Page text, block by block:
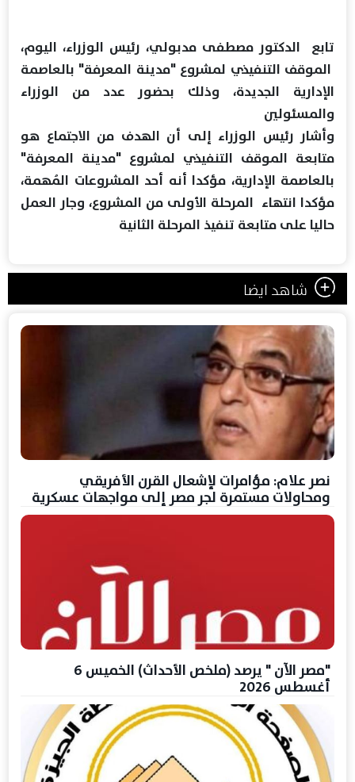
تابع الدكتور مصطفى مدبولي، رئيس الوزراء، اليوم،
الموقف التنفيذي لمشروع "مدينة المعرفة" بالعاصمة
الإدارية الجديدة، وذلك بحضور عدد من الوزراء
والمسئولين
وأشار رئيس الوزراء إلى أن الهدف من الاجتماع هو
متابعة الموقف التنفيذي لمشروع "مدينة المعرفة"
بالعاصمة الإدارية، مؤكدا أنه أحد المشروعات المُهمة،
مؤكدا انتهاء المرحلة الأولى من المشروع، وجار العمل
حاليا على متابعة تنفيذ المرحلة الثانية
شاهد ايضا
نصر علام: مؤامرات لإشعال القرن الأفريقي
ومحاولات مستمرة لجر مصر إلى مواجهات عسكرية
"مصر الآن " يرصد (ملخص الأحداث) الخميس 6
أغسطس 2026